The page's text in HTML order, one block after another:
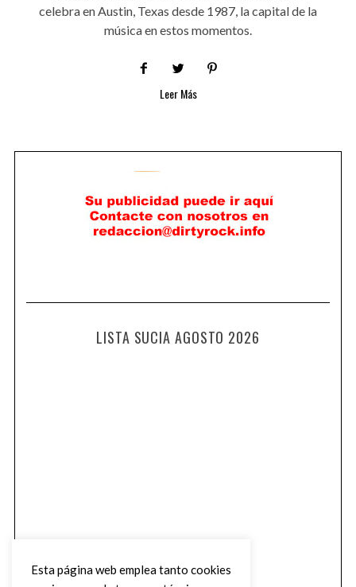
celebra en Austin, Texas desde 1987, la capital de la
música en estos momentos.
Leer Más
LISTA SUCIA AGOSTO 2026
Esta página web emplea tanto cookies